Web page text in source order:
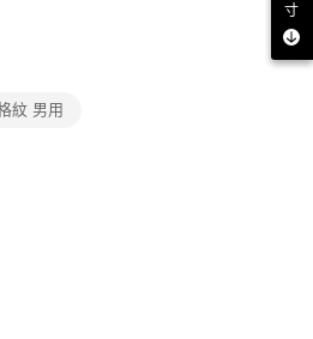
先享後付」服務完成之
紋 男用
寸